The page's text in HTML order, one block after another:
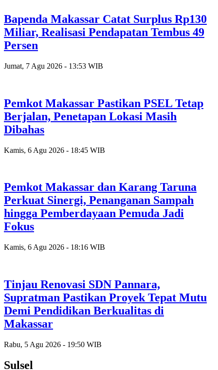
Bapenda Makassar Catat Surplus Rp130
Miliar, Realisasi Pendapatan Tembus 49
Persen
Jumat, 7 Agu 2026 - 13:53 WIB
Pemkot Makassar Pastikan PSEL Tetap
Berjalan, Penetapan Lokasi Masih
Dibahas
Kamis, 6 Agu 2026 - 18:45 WIB
Pemkot Makassar dan Karang Taruna
Perkuat Sinergi, Penanganan Sampah
hingga Pemberdayaan Pemuda Jadi
Fokus
Kamis, 6 Agu 2026 - 18:16 WIB
Tinjau Renovasi SDN Pannara,
Supratman Pastikan Proyek Tepat Mutu
Demi Pendidikan Berkualitas di
Makassar
Rabu, 5 Agu 2026 - 19:50 WIB
Sulsel